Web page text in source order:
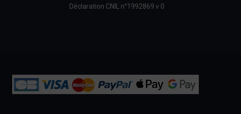
Déclaration CNIL n°1992869 v 0